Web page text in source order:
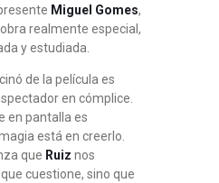
Miguel Gomes,
realmente especial,
y estudiada.
de la película es
en cómplice.
en pantalla es
está en creerlo.
que Ruiz nos
cuestione, sino que